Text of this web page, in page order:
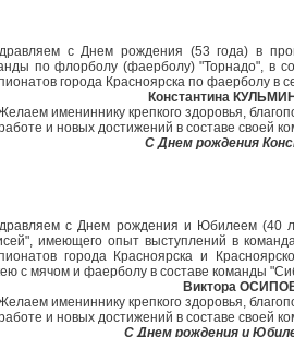
с Днем рождения (53 года) в
по флорболу (фаерболу) "Торнадо", в
города Красноярска по фаерболу в
Константина
имениннику крепкого здоровья,
и новых достижений в составе своей
С Днем рождения
с Днем рождения и Юбилеем (40
имеющего опыт выступлений в
города Красноярска и
с мячом и фаерболу в составе команды
Виктора
имениннику крепкого здоровья,
и новых достижений в составе своей
С Днем рождения и